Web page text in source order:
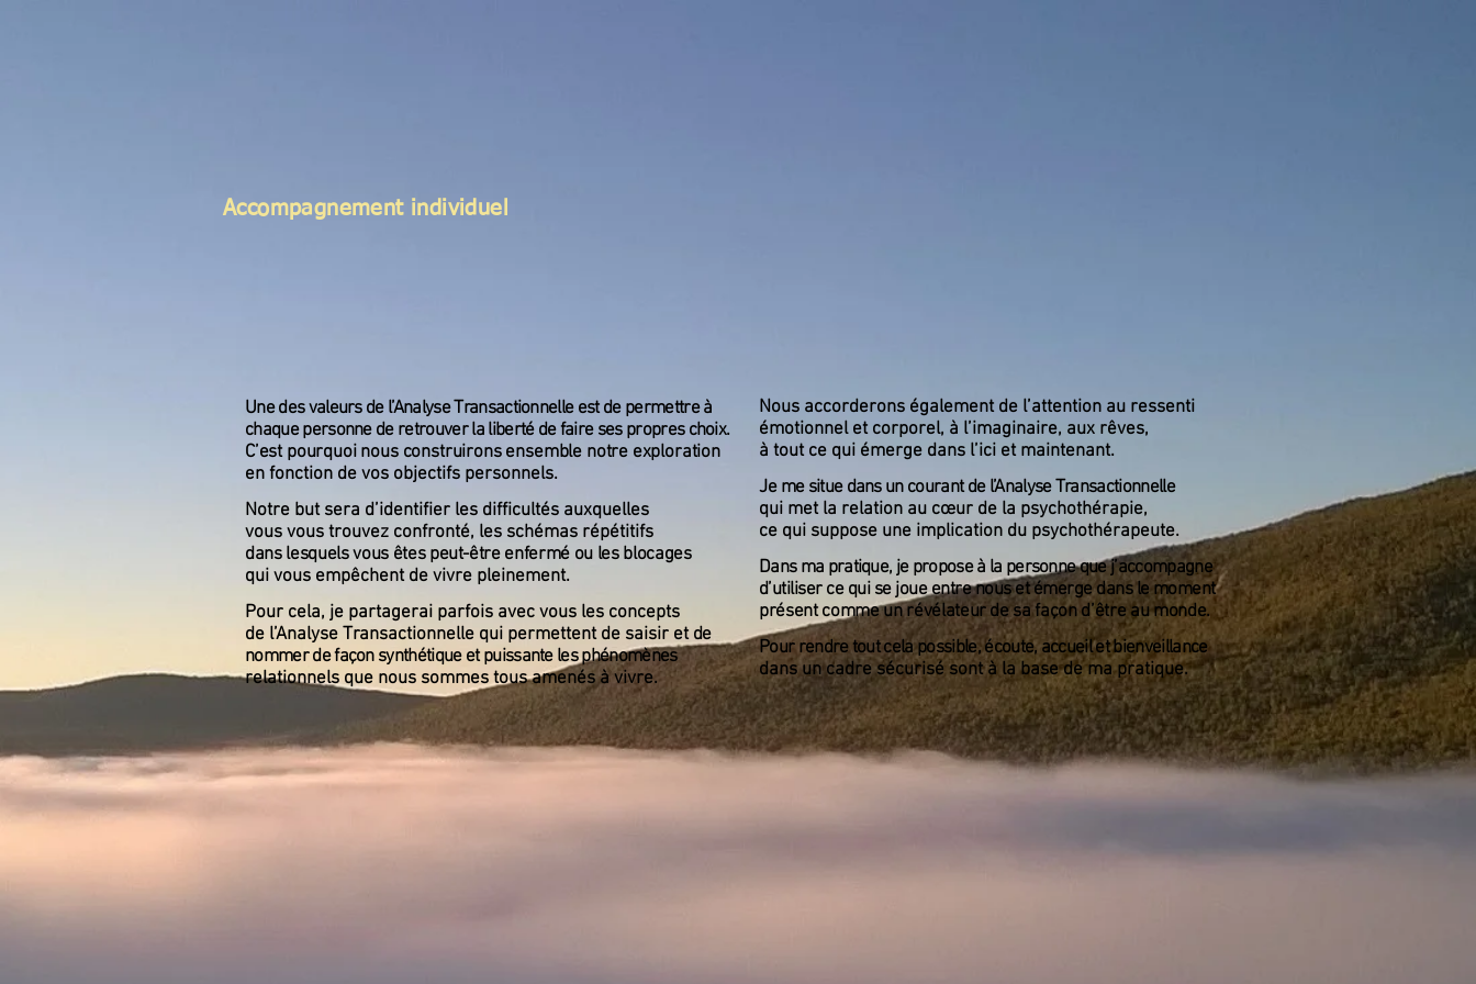
Accompagnement individuel
Une des valeurs de l’Analyse Transactionnelle est de permettre à
chaque personne de retrouver la liberté de faire ses propres choix.
C’est pourquoi nous construirons ensemble notre exploration
en fonction de vos objectifs personnels.
Notre but sera d’identifier les difficultés auxquelles
vous vous trouvez confronté, les schémas répétitifs
dans lesquels vous êtes peut-être enfermé ou les blocages
qui vous empêchent de vivre pleinement.
Pour cela, je partagerai parfois avec vous les concepts
de l’Analyse Transactionnelle qui permettent de saisir et de
nommer de façon synthétique et puissante les phénomènes
relationnels que nous sommes tous amenés à vivre.
Nous accorderons également de l’attention au ressenti
émotionnel et corporel, à l’imaginaire, aux rêves,
à tout ce qui émerge dans l’ici et maintenant.
Je me situe dans un courant de l’Analyse Transactionnelle
qui met la relation au cœur de la psychothérapie,
ce qui suppose une implication du psychothérapeute.
Dans ma pratique, je propose à la personne que j’accompagne
d’utiliser ce qui se joue entre nouset émerge dansle moment
présent comme un révélateur de sa façon d’être au monde.
Pour rendre tout cela possible, écoute, accueil et bienveillance
dans un cadre sécurisé sont à la base de ma pratique.